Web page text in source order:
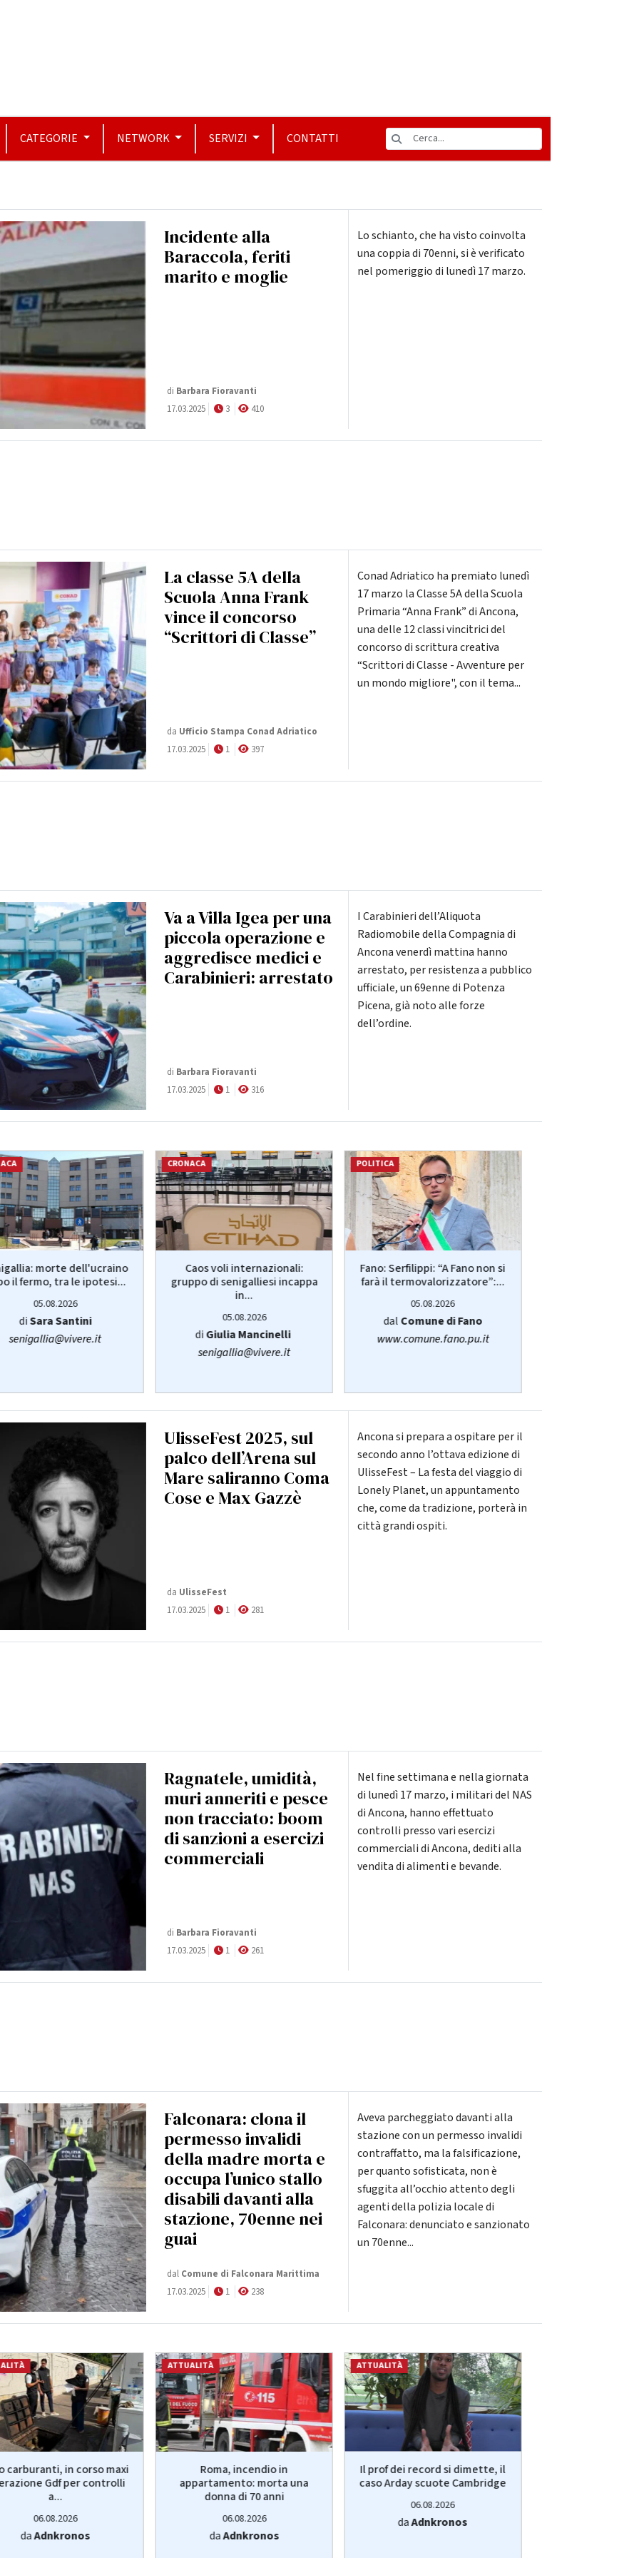
CATEGORIE NETWORK SERVIZI CONTATTI
Incidente alla
Baraccola, feriti
marito e moglie
di Barbara Fioravanti
17.03.2025
3 410
Lo schianto, che ha visto coinvolta
una coppia di 70enni, si è verificato
nel pomeriggio di lunedì 17 marzo.
La classe 5A della
Scuola Anna Frank
vince il concorso
“Scrittori di Classe”‬
da Ufficio Stampa Conad Adriatico
17.03.2025
1 397
Conad Adriatico ha premiato lunedì
17 marzo la Classe 5A della Scuola
Primaria “Anna Frank” di Ancona,
una delle 12 classi vincitrici del
concorso di scrittura creativa
“Scrittori di Classe - Avventure per
un mondo migliore", con il tema...
Va a Villa Igea per una
piccola operazione e
aggredisce medici e
Carabinieri: arrestato
di Barbara Fioravanti
17.03.2025
1 316
I Carabinieri dell’Aliquota
Radiomobile della Compagnia di
Ancona venerdì mattina hanno
arrestato, per resistenza a pubblico
ufficiale, un 69enne di Potenza
Picena, già noto alle forze
dell’ordine.
morte dell'ucraino
il fermo, tra le ipotesi...
05.08.2026
diSara Santini
senigallia@vivere.it
CRONACA
Caos voli internazionali:
gruppo di senigalliesi incappa
in...
05.08.2026
diGiulia Mancinelli
senigallia@vivere.it
POLITICA
Fano: Serfilippi: “A Fano non si
farà il termovalorizzatore”:...
05.08.2026
dalComune di Fano
www.comune.fano.pu.it
UlisseFest 2025, sul
palco dell’Arena sul
Mare saliranno Coma
Cose e Max Gazzè
da UlisseFest
17.03.2025
1 281
Ancona si prepara a ospitare per il
secondo anno l’ottava edizione di
UlisseFest – La festa del viaggio di
Lonely Planet, un appuntamento
che, come da tradizione, porterà in
città grandi ospiti.
Ragnatele, umidità,
muri anneriti e pesce
non tracciato: boom
di sanzioni a esercizi
commerciali
di Barbara Fioravanti
17.03.2025
1 261
Nel fine settimana e nella giornata
di lunedì 17 marzo, i militari del NAS
di Ancona, hanno effettuato
controlli presso vari esercizi
commerciali di Ancona, dediti alla
vendita di alimenti e bevande.
Falconara: clona il
permesso invalidi
della madre morta e
occupa l’unico stallo
disabili davanti alla
stazione, 70enne nei
guai
dal Comune di Falconara Marittima
17.03.2025
1 238
Aveva parcheggiato davanti alla
stazione con un permesso invalidi
contraffatto, ma la falsificazione,
per quanto sofisticata, non è
sfuggita all’occhio attento degli
agenti della polizia locale di
Falconara: denunciato e sanzionato
un 70enne...
carburanti, in corso maxi
Gdf per controlli
a...
06.08.2026
daAdnkronos
ATTUALITÀ
Roma, incendio in
appartamento: morta una
donna di 70 anni
06.08.2026
daAdnkronos
ATTUALITÀ
Il prof dei record si dimette, il
caso Arday scuote Cambridge
06.08.2026
daAdnkronos